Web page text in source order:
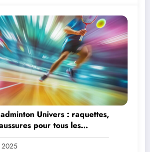
Univers : raquettes,
pour tous les
2025